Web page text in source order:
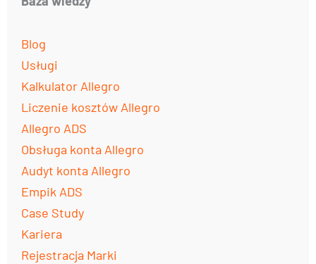
Blog
Usługi
Kalkulator Allegro
Liczenie kosztów Allegro
Allegro ADS
Obsługa konta Allegro
Audyt konta Allegro
Empik ADS
Case Study
Kariera
Rejestracja Marki